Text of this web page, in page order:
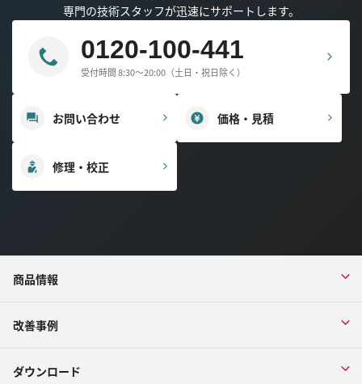
専門の技術スタッフが迅速にサポートします。
0120-100-441
受付時間 8:30～20:00（土日・祝日除く）
お問い合わせ 価格・見積
修理・校正
商品情報
改善事例
ダウンロード